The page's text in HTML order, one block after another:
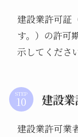
建設業許可証
す。）の許可
示してくださ
STEP 建設
建設業許可業